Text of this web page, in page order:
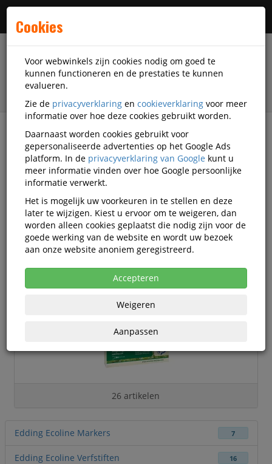
filter
Schrijfwaren Edding Ecoline
Edding Ecoline schrijfwaren
Edding Ecoline Stiften
26 artikelen
Edding Ecoline Markers 7
Edding Ecoline Verfstiften 16
Cookies
Voor webwinkels zijn cookies nodig om goed te
kunnen functioneren en de prestaties te kunnen
evalueren.
Zie de privacyverklaring en cookieverklaring voor meer
informatie over hoe deze cookies gebruikt worden.
Daarnaast worden cookies gebruikt voor
gepersonaliseerde advertenties op het Google Ads
platform. In de privacyverklaring van Google kunt u
meer informatie vinden over hoe Google persoonlijke
informatie verwerkt.
Het is mogelijk uw voorkeuren in te stellen en deze
later te wijzigen. Kiest u ervoor om te weigeren, dan
worden alleen cookies geplaatst die nodig zijn voor de
goede werking van de website en wordt uw bezoek
aan onze website anoniem geregistreerd.
Accepteren
Weigeren
Aanpassen